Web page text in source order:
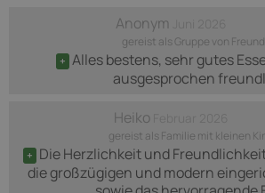
Anonym
gereist als Gruppe von
+ Alles bestens, sehr gutes
ausgesprochen
Heiko
gereist als Familie mit kleinen
+ Die Herzlichkeit und
die großzügigen und modern